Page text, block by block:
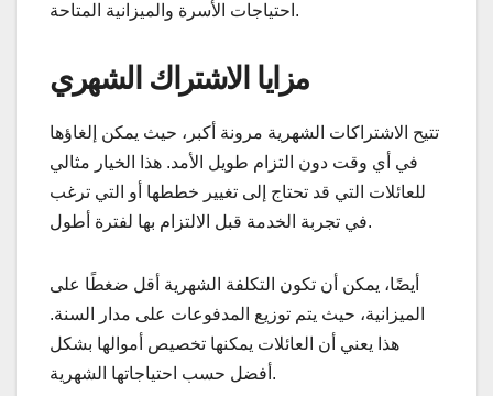
احتياجات الأسرة والميزانية المتاحة.
مزايا الاشتراك الشهري
تتيح الاشتراكات الشهرية مرونة أكبر، حيث يمكن إلغاؤها
في أي وقت دون التزام طويل الأمد. هذا الخيار مثالي
للعائلات التي قد تحتاج إلى تغيير خططها أو التي ترغب
في تجربة الخدمة قبل الالتزام بها لفترة أطول.
أيضًا، يمكن أن تكون التكلفة الشهرية أقل ضغطًا على
الميزانية، حيث يتم توزيع المدفوعات على مدار السنة.
هذا يعني أن العائلات يمكنها تخصيص أموالها بشكل
أفضل حسب احتياجاتها الشهرية.